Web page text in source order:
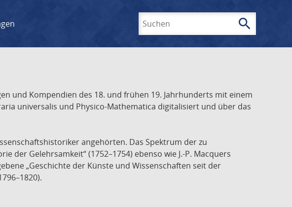
search
und Kompendien des 18. und frühen 19. Jahrhunderts mit einem
universalis und Physico-Mathematica digitalisiert und über das
angehörten. Das Spektrum der zu
der Gelehrsamkeit“ (1752–1754) ebenso wie J.-P. Macquers
„Geschichte der Künste und Wissenschaften seit der